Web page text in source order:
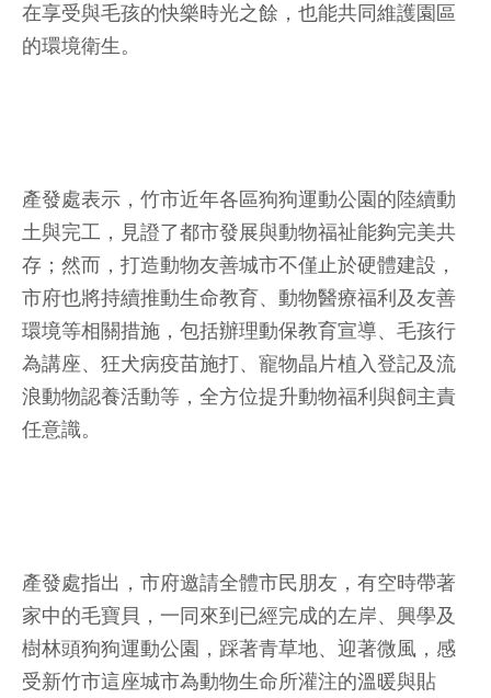
在享受與毛孩的快樂時光之餘，也能共同維護園區
的環境衛生。
產發處表示，竹市近年各區狗狗運動公園的陸續動
土與完工，見證了都市發展與動物福祉能夠完美共
存；然而，打造動物友善城市不僅止於硬體建設，
市府也將持續推動生命教育、動物醫療福利及友善
環境等相關措施，包括辦理動保教育宣導、毛孩行
為講座、狂犬病疫苗施打、寵物晶片植入登記及流
浪動物認養活動等，全方位提升動物福利與飼主責
任意識。
產發處指出，市府邀請全體市民朋友，有空時帶著
家中的毛寶貝，一同來到已經完成的左岸、興學及
樹林頭狗狗運動公園，踩著青草地、迎著微風，感
受新竹市這座城市為動物生命所灌注的溫暖與貼